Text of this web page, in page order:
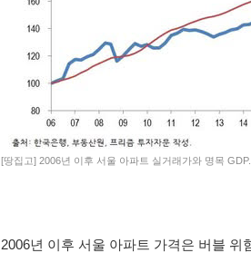
[땅집고] 2006년 이후 서울 아파트 실거래가와 명목 GDP.
2006년 이후 서울 아파트 가격은 버블